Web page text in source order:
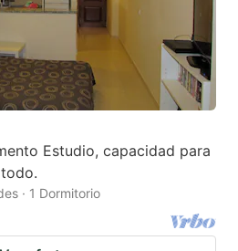
Estudio, capacidad para
· 1 Dormitorio